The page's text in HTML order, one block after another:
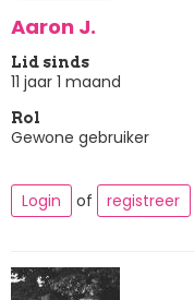
Aaron J.
Lid sinds
11 jaar 1 maand
Rol
Gewone gebruiker
Login of registreer